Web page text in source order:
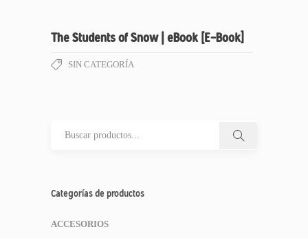
The Students of Snow | eBook [E-Book]
SIN CATEGORÍA
Categorías de productos
ACCESORIOS